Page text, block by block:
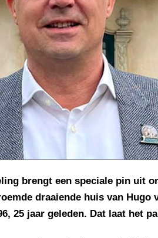
brengt een speciale pin uit
draaiende huis van
25 jaar geleden. Dat laat het